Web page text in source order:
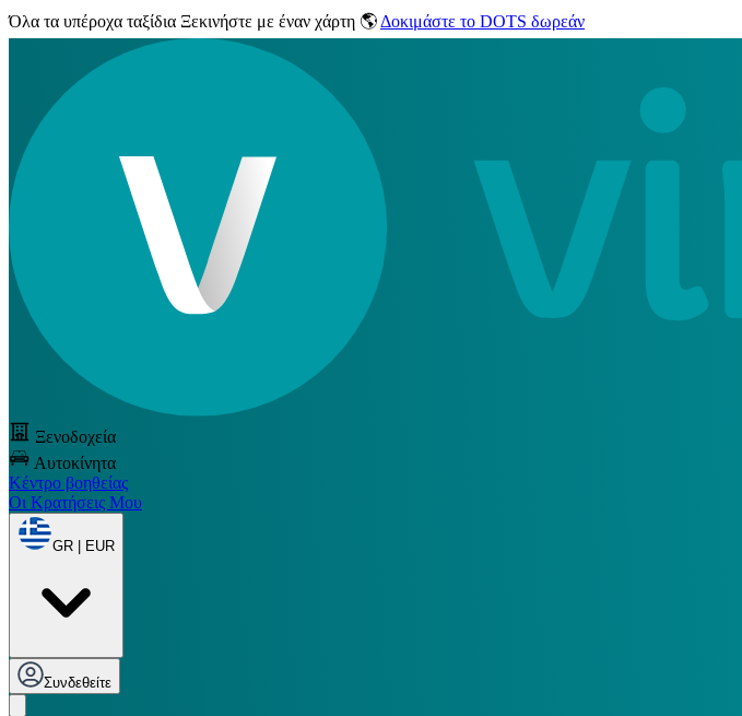
Όλα τα υπέροχα ταξίδια Ξεκινήστε με έναν χάρτη 🌎 Δοκιμάστε το DOTS δωρεάν
Ξενοδοχεία
Αυτοκίνητα
Κέντρο βοηθείας
Οι Κρατήσεις Μου
GR | EUR
Συνδεθείτε